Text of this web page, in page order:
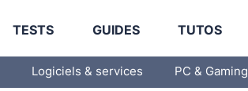
TESTS GUIDES TUTOS
Logiciels & services PC & Gaming